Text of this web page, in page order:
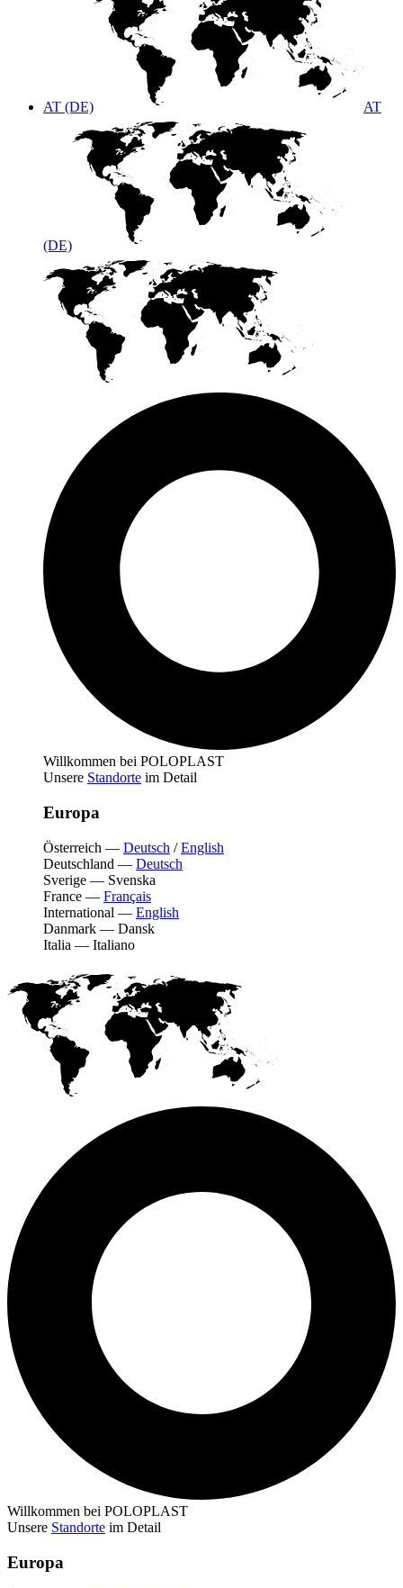
AT (DE) AT
(DE)
Willkommen bei POLOPLAST
Unsere Standorte im Detail
Europa
Österreich — Deutsch /English
Deutschland — Deutsch
Sverige — Svenska
France — Français
International — English
Danmark — Dansk
Italia — Italiano
Willkommen bei POLOPLAST
Unsere Standorte im Detail
Europa